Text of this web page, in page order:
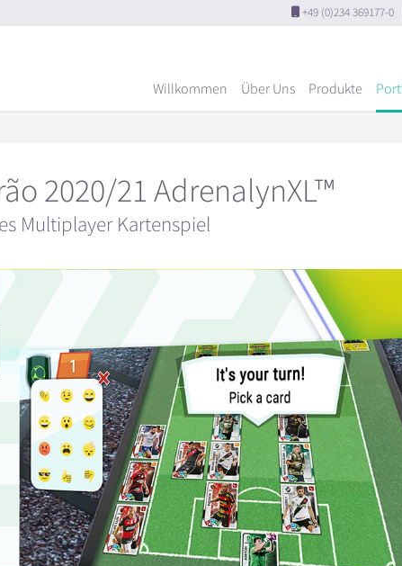
+49 (0)234 369177-0
Willkommen Über Uns Produkte
2020/21 AdrenalynXL™
Multiplayer Kartenspiel